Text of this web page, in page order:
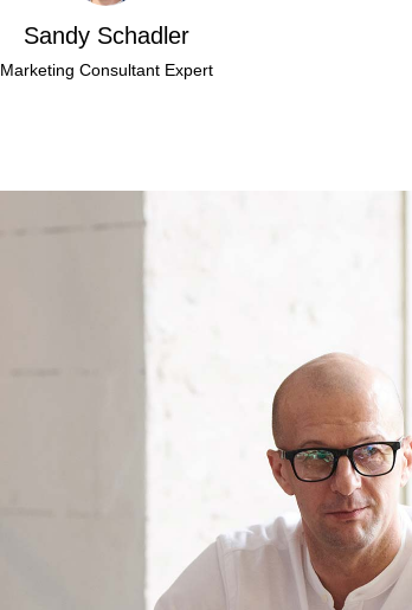
Sandy Schadler
Marketing Consultant Expert